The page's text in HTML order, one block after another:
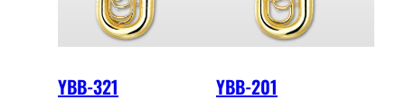
YBB-321 YBB-201